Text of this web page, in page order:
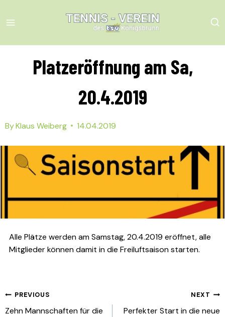
to
Platzeröffnung am Sa,
20.4.2019
ByKlaus Weiberg 14.04.2019
Alle Plätze werden am Samstag, 20.4.2019 eröffnet, alle
Mitglieder können damit in die Freiluftsaison starten.
Beitragsnavigation
PREVIOUS
Zehn Mannschaften für die
NEXT
Perfekter Start in die neue